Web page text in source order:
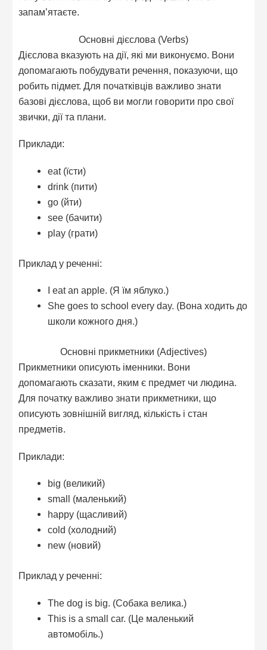
запам’ятаєте.
Основні дієслова (Verbs)
Дієслова вказують на дії, які ми виконуємо. Вони
допомагають побудувати речення, показуючи, що
робить підмет. Для початківців важливо знати
базові дієслова, щоб ви могли говорити про свої
звички, дії та плани.
Приклади:
eat (їсти)
drink (пити)
go (йти)
see (бачити)
play (грати)
Приклад у реченні:
I eat an apple. (Я їм яблуко.)
She goes to school every day. (Вона ходить до
школи кожного дня.)
Основні прикметники (Adjectives)
Прикметники описують іменники. Вони
допомагають сказати, яким є предмет чи людина.
Для початку важливо знати прикметники, що
описують зовнішній вигляд, кількість і стан
предметів.
Приклади:
big (великий)
small (маленький)
happy (щасливий)
cold (холодний)
new (новий)
Приклад у реченні:
The dog is big. (Собака велика.)
This is a small car. (Це маленький
автомобіль.)